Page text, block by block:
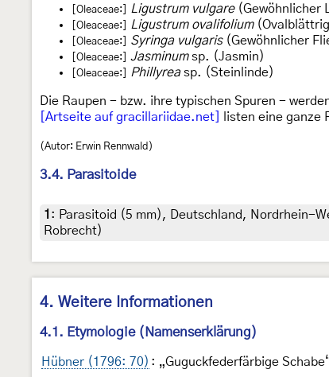
[Oleaceae:] Ligustrum vulgare(Gewöhnlicher
[Oleaceae:] Ligustrum ovalifolium
[Oleaceae:] Syringa vulgaris(Gewöhnlicher
[Oleaceae:] Jasminumsp. (Jasmin)
[Oleaceae:] Phillyreasp. (Steinlinde)
Die Raupen - bzw. ihre typischen Spuren -
[Artseite auf gracillariidae.net]
listen eine ganze
(Autor: Erwin Rennwald)
3.4. Parasitoide
1 : Parasitoid (5 mm), Deutschland, Nordrhein-
Robrecht)
4. Weitere Informationen
4.1. Etymologie (Namenserklärung)
Hübner (1796: 70) : „Guguckfederfärbige